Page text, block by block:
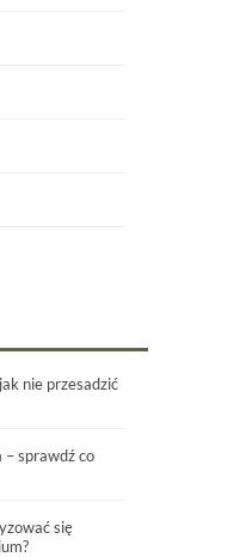
nie przesadzić
– sprawdź co
się